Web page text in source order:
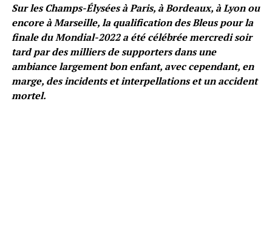
Sur les Champs-Élysées à Paris, à Bordeaux, à Lyon ou
encore à Marseille, la qualification des Bleus pour la
finale du Mondial-2022 a été célébrée mercredi soir
tard par des milliers de supporters dans une
ambiance largement bon enfant, avec cependant, en
marge, des incidents et interpellations et un accident
mortel.